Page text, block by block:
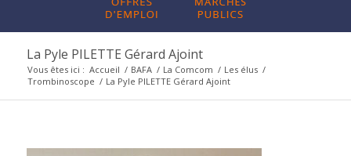
La Pyle PILETTE Gérard Ajoint
Vous êtes ici : Accueil / BAFA / La Comcom / Les élus /
Trombinoscope / La Pyle PILETTE Gérard Ajoint